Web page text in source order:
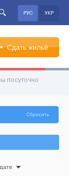
РУС УКР
Сдать жильё
посуточно
Сбросить